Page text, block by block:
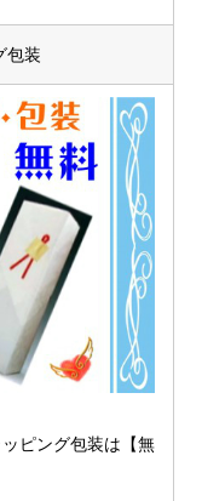
包装
ピング包装は【無